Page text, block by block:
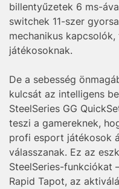
billentyűzetek 6 ms-
switchek 11-szer
mechanikus
játékosoknak.
De a sebesség
kulcsát az intelligens
SteelSeries GG
teszi a gamereknek,
profi esport játékosok
válasszanak. Ez az
SteelSeries-funkciókat
Rapid Tapot, az